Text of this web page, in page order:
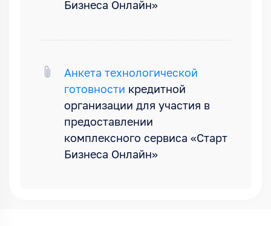
Бизнеса Онлайн»
Анкета технологической
готовности кредитной
организации для участия в
предоставлении
комплексного сервиса «Старт
Бизнеса Онлайн»